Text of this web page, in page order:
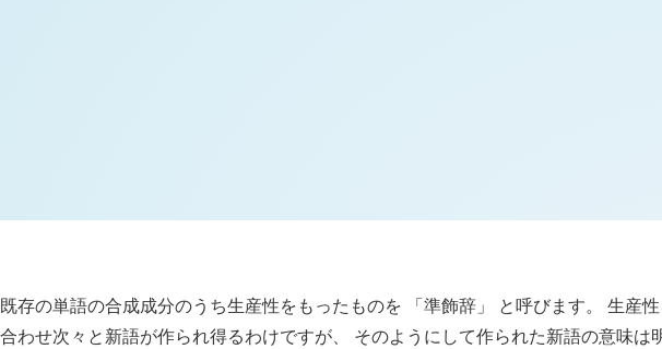
既存の単語の合成成分のうち生産性をもったものを 「準飾辞」 と呼びます。 生産
合わせ次々と新語が作られ得るわけですが、 そのようにして作られた新語の意味